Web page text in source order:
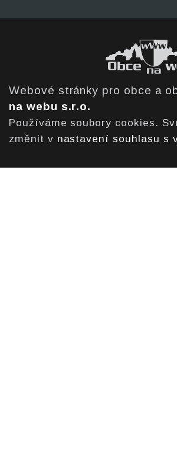
Webové stránky pro obce a
na webu s.r.o.
Používáme soubory cookies.
změnit v nastavení souhlasu s